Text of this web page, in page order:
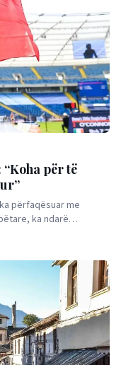
për të
përfaqësuar me
ka ndarë…